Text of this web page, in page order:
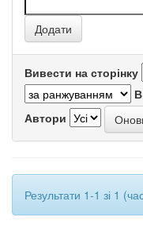
Вивести на сторінку
Автори
Результати 1-1 зі 1